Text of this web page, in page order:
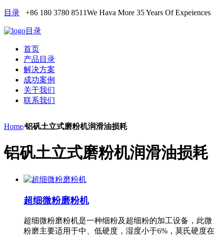
目录 +86 180 3780 8511We Hava More 35 Years Of Expeiences
目录
首页
产品目录
解决方案
成功案例
关于我们
联系我们
Home/铝矾土立式磨粉机润滑油损耗
铝矾土立式磨粉机润滑油损耗
超细微粉磨粉机
超细微粉磨粉机是一种细粉及超细粉的加工设备，此微
粉磨主要适用于中、低硬度，湿度小于6%，莫氏硬度在